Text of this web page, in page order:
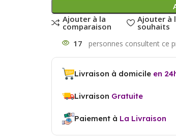
Ajouter à la
comparaison
Ajouter à
souhaits
17
Livraison à domicile en
Livraison Gratuite
Paiement à La Livraison